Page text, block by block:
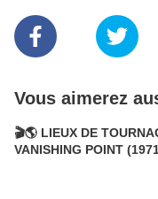
Vous aimerez
🎬🌎 LIEUX DE
VANISHING POINT